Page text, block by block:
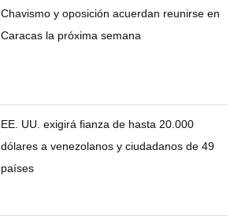
Chavismo y oposición acuerdan reunirse en
Caracas la próxima semana
EE. UU. exigirá fianza de hasta 20.000
dólares a venezolanos y ciudadanos de 49
países